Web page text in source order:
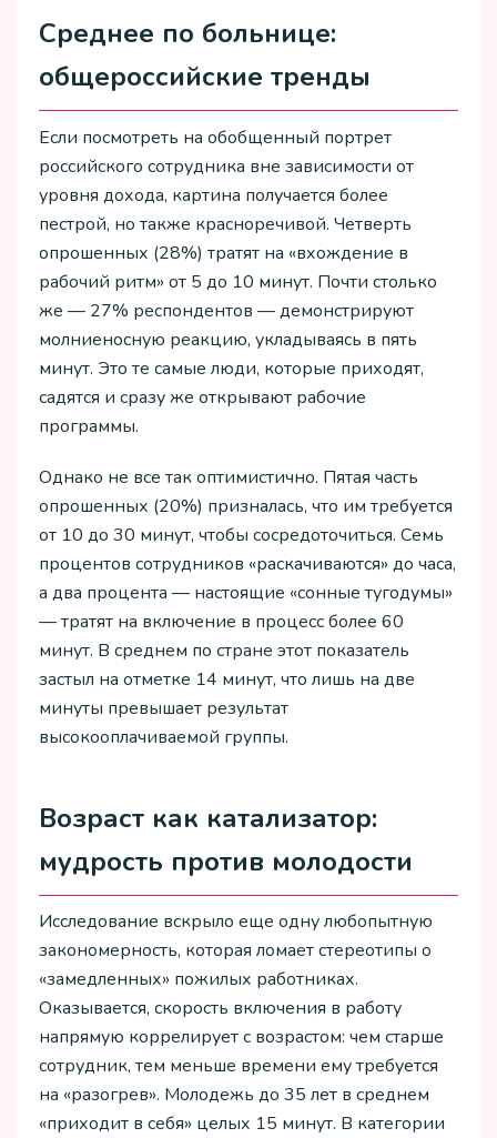
Среднее по больнице:
общероссийские тренды
Если посмотреть на обобщенный портрет
российского сотрудника вне зависимости от
уровня дохода, картина получается более
пестрой, но также красноречивой. Четверть
опрошенных (28%) тратят на «вхождение в
рабочий ритм» от 5 до 10 минут. Почти столько
же — 27% респондентов — демонстрируют
молниеносную реакцию, укладываясь в пять
минут. Это те самые люди, которые приходят,
садятся и сразу же открывают рабочие
программы.
Однако не все так оптимистично. Пятая часть
опрошенных (20%) призналась, что им требуется
от 10 до 30 минут, чтобы сосредоточиться. Семь
процентов сотрудников «раскачиваются» до часа,
а два процента — настоящие «сонные тугодумы»
— тратят на включение в процесс более 60
минут. В среднем по стране этот показатель
застыл на отметке 14 минут, что лишь на две
минуты превышает результат
высокооплачиваемой группы.
Возраст как катализатор:
мудрость против молодости
Исследование вскрыло еще одну любопытную
закономерность, которая ломает стереотипы о
«замедленных» пожилых работниках.
Оказывается, скорость включения в работу
напрямую коррелирует с возрастом: чем старше
сотрудник, тем меньше времени ему требуется
на «разогрев». Молодежь до 35 лет в среднем
«приходит в себя» целых 15 минут. В категории